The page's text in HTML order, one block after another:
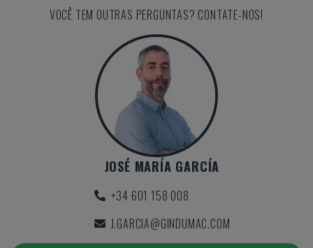
VOCÊ TEM OUTRAS PERGUNTAS? CONTATE-NOS!
JOSÉ MARÍA GARCÍA
+34 601 158 008
J.GARCIA@GINDUMAC.COM